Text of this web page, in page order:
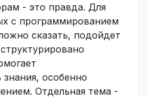
- это правда. Для
с программированием
сказать, подойдет
особенно
Отдельная тема -